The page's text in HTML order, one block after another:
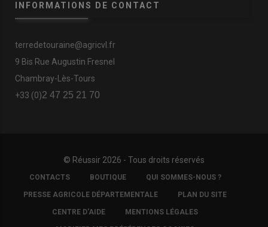
INFORMATIONS DE CONTACT
terredetouraine@agricvl.fr
9 Bis Rue Augustin Fresnel
Chambray-Lès-Tours
+33 (0)2 47 25 21 70
© Réussir 2026 - Tous droits réservés
FOOTER
COPYRIGHT
CONTACTS BOUTIQUE QUI SOMMES-NOUS ?
PRESSE AGRICOLE DÉPARTEMENTALE PLAN DU SITE
CENTRE D'AIDE MENTIONS LÉGALES